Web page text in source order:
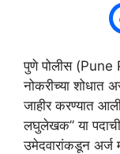
पुणे पोलीस (Pune
नोकरीच्या शोधात
जाहीर करण्यात
लघुलेखक” या पदाची
उमेदवारांकडून अर्ज